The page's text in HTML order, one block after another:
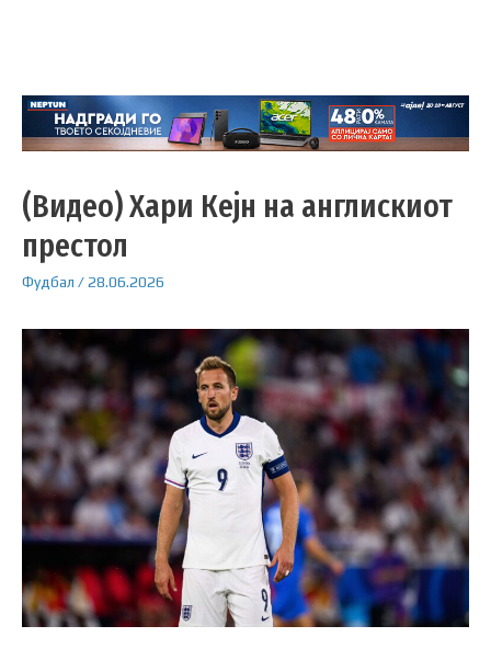
(Видео) Хари Кејн на англискиот
престол
Фудбал /28.06.2026